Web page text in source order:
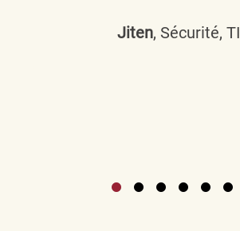
Jiten, Sécurité, TI